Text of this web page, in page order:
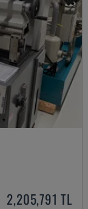
2,205,791 TL